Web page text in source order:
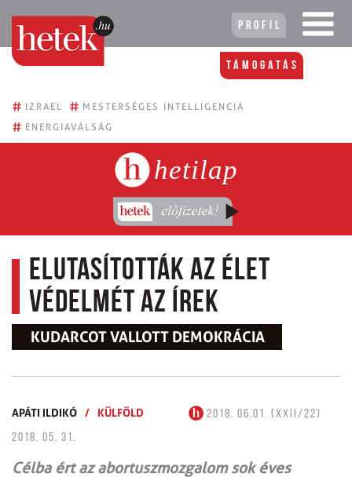
Profil
Támogatás
# IZRAEL # MESTERSÉGES INTELLIGENCIA
# ENERGIAVÁLSÁG
hetilap
Elutasították az élet
védelmét az írek
KUDARCOT VALLOTT DEMOKRÁCIA
APÁTI ILDIKÓ / KÜLFÖLD
2018. 06.01. (XXII/22)
2018. 05. 31.
Célba ért az abortuszmozgalom sok éves